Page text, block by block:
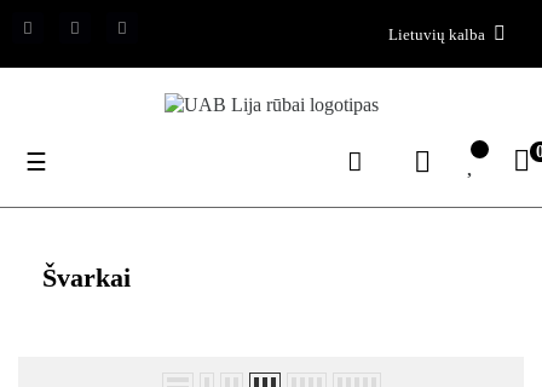
Lietuvių kalba
Toggle
☰
Švarkai